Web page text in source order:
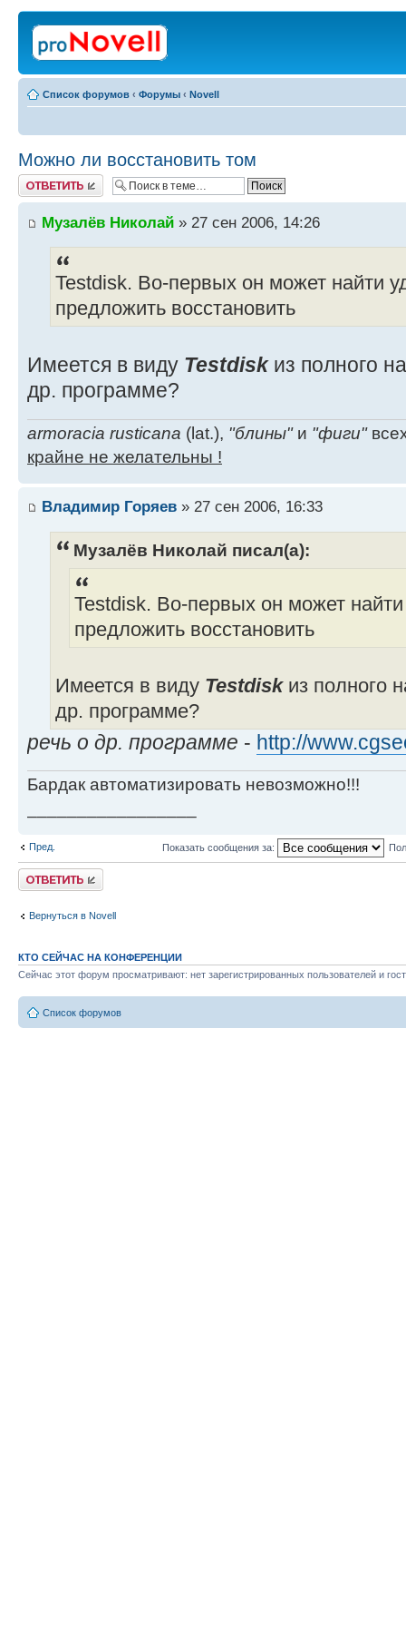
Список форумов ‹ Форумы ‹ Novell
Можно ли восстановить том
Ответить
Музалёв Николай » 27 сен 2006, 14:26
Testdisk. Во-первых он может найти
предложить восстановить
Имеется в виду Testdiskиз полного
др. программе?
armoracia rusticana (lat.), "блины"и "фиги"
крайне не желательны !
Владимир Горяев » 27 сен 2006, 16:33
Музалёв Николай писал(а):
Testdisk. Во-первых он может
предложить восстановить
Имеется в виду Testdiskиз полного
др. программе?
речь о др. программе - http://
Бардак автоматизировать невозможно!!!
Пред. Показать сообщения за:
Ответить
Вернуться в Novell
КТО СЕЙЧАС НА КОНФЕРЕНЦИИ
Сейчас этот форум просматривают: нет зарегистрированных пользователей и
Список форумов